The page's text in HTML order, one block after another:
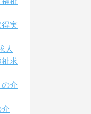
実
人
求
介